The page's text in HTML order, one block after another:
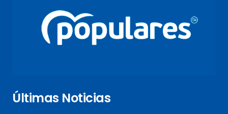
Últimas Noticias